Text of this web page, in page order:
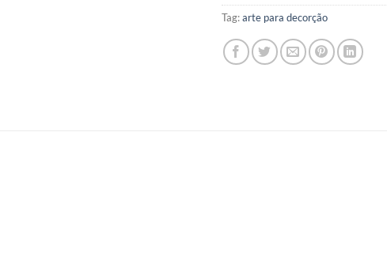
Tag:arte para decorção